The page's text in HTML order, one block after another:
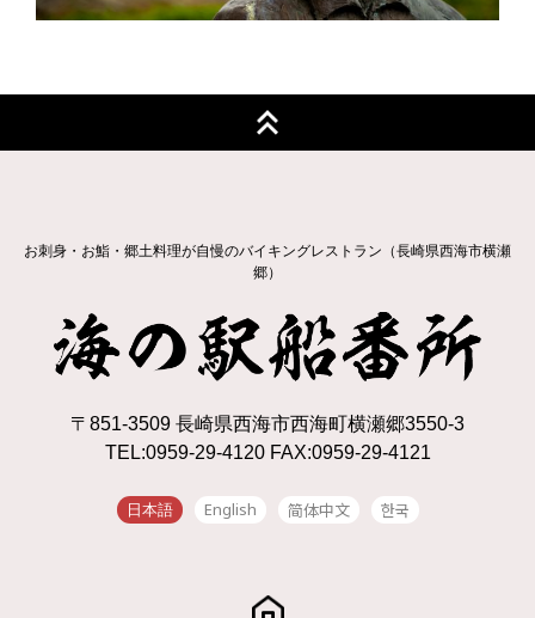
お刺身・お鮨・郷土料理が自慢のバイキングレストラン（長崎県西海市横瀬
郷）
〒851-3509 長崎県西海市西海町横瀬郷3550-3
TEL:0959-29-4120 FAX:0959-29-4121
日本語 English 简体中文 한국